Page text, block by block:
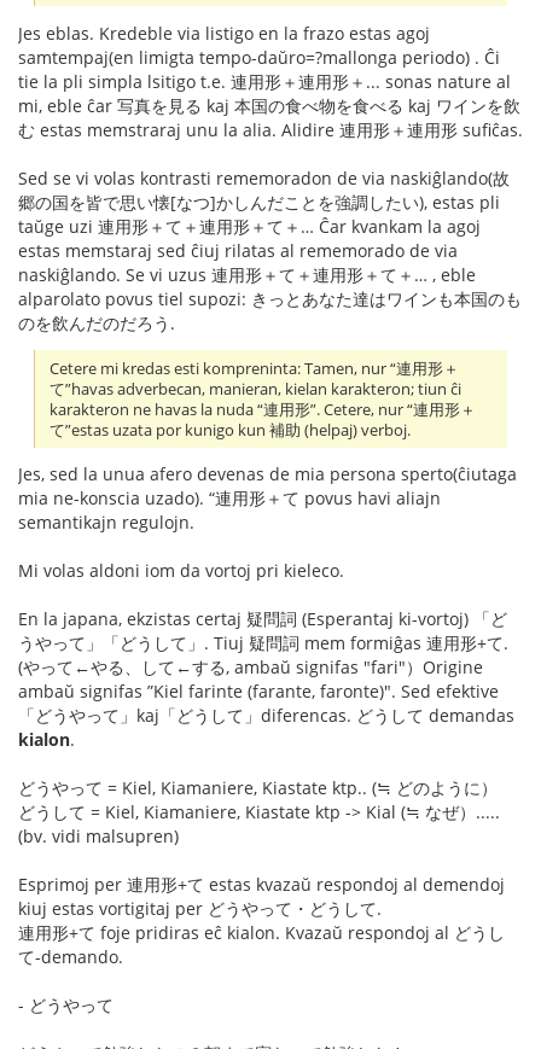
Jes eblas. Kredeble via listigo en la frazo estas agoj
samtempaj(en limigta tempo-daŭro=?mallonga periodo) . Ĉi
tie la pli simpla lsitigo t.e. 連用形＋連用形＋... sonas nature al
mi, eble ĉar 写真を見る kaj 本国の食べ物を食べる kaj ワインを飲
む estas memstraraj unu la alia. Alidire 連用形＋連用形 sufiĉas.
Sed se vi volas kontrasti rememoradon de via naskiĝlando(故
郷の国を皆で思い懐[なつ]かしんだことを強調したい), estas pli
taŭge uzi 連用形＋て＋連用形＋て＋… Ĉar kvankam la agoj
estas memstaraj sed ĉiuj rilatas al rememorado de via
naskiĝlando. Se vi uzus 連用形＋て＋連用形＋て＋… , eble
alparolato povus tiel supozi: きっとあなた達はワインも本国のも
のを飲んだのだろう.
Cetere mi kredas esti kompreninta: Tamen, nur “連用形＋
て”havas adverbecan, manieran, kielan karakteron; tiun ĉi
karakteron ne havas la nuda “連用形”. Cetere, nur “連用形＋
て”estas uzata por kunigo kun 補助 (helpaj) verboj.
Jes, sed la unua afero devenas de mia persona sperto(ĉiutaga
mia ne-konscia uzado). “連用形＋て povus havi aliajn
semantikajn regulojn.
Mi volas aldoni iom da vortoj pri kieleco.
En la japana, ekzistas certaj 疑問詞 (Esperantaj ki-vortoj) 「ど
うやって」「どうして」. Tiuj 疑問詞 mem formiĝas 連用形+て.
(やって←やる、して←する, ambaŭ signifas "fari"）Origine
ambaŭ signifas ”Kiel farinte (farante, faronte)". Sed efektive
「どうやって」kaj「どうして」diferencas. どうして demandas
kialon.
どうやって = Kiel, Kiamaniere, Kiastate ktp.. (≒ どのように）
どうして = Kiel, Kiamaniere, Kiastate ktp -> Kial (≒ なぜ）.....
(bv. vidi malsupren)
Esprimoj per 連用形+て estas kvazaŭ respondoj al demendoj
kiuj estas vortigitaj per どうやって・どうして.
連用形+て foje pridiras eĉ kialon. Kvazaŭ respondoj al どうし
て-demando.
- どうやって